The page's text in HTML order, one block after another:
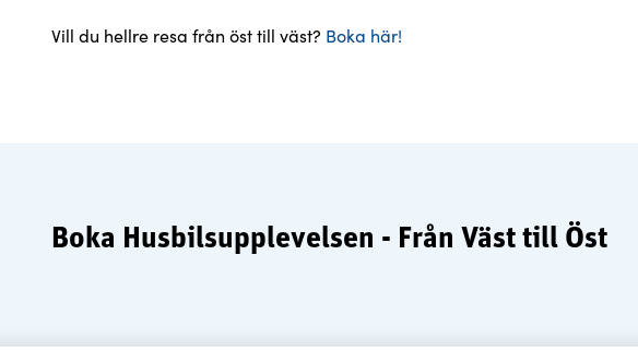
Vill du hellre resa från öst till väst? Boka här!
Boka Husbilsupplevelsen - Från Väst till Öst